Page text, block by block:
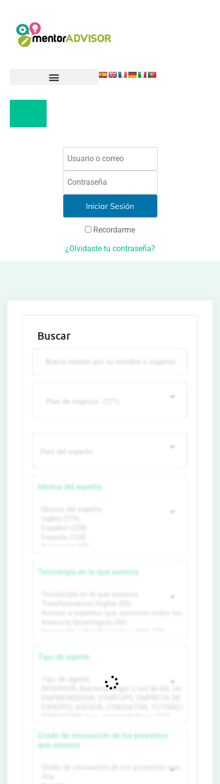
Recordarme
¿Olvidaste tu contraseña?
Buscar
Idioma del experto
Tecnología en la que asesora
Tipo de agente
Grado de innovación de los proyectos
que asesora